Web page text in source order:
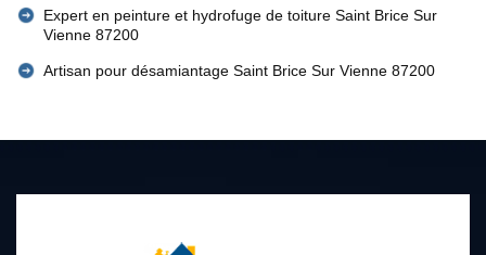
Expert en peinture et hydrofuge de toiture Saint Brice Sur
Vienne 87200
Artisan pour désamiantage Saint Brice Sur Vienne 87200